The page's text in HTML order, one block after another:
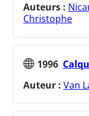
Auteurs :
Christophe
1996
Auteur : Van